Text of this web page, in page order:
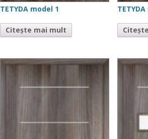
TETYDA model 1
Citește mai mult